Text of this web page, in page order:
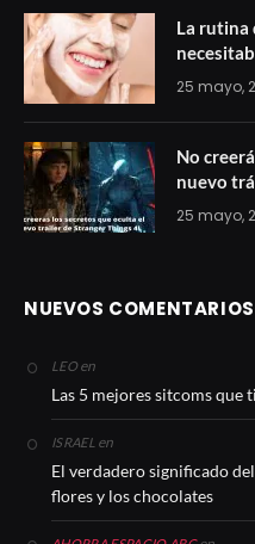
La rutina
25 mayo,
No
nuevo
25 mayo,
NUEVOS COMENTARIOS
LEOen
Las 5 mejores sitcoms que
ISRAEL en
El verdadero significado
flores y los chocolates